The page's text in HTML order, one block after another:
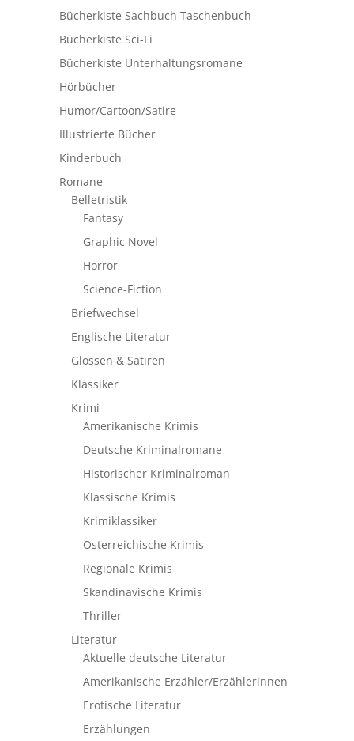
Bücherkiste Sachbuch Taschenbuch
Bücherkiste Sci-Fi
Bücherkiste Unterhaltungsromane
Hörbücher
Humor/Cartoon/Satire
Illustrierte Bücher
Kinderbuch
Romane
Belletristik
Fantasy
Graphic Novel
Horror
Science-Fiction
Briefwechsel
Englische Literatur
Glossen & Satiren
Klassiker
Krimi
Amerikanische Krimis
Deutsche Kriminalromane
Historischer Kriminalroman
Klassische Krimis
Krimiklassiker
Österreichische Krimis
Regionale Krimis
Skandinavische Krimis
Thriller
Literatur
Aktuelle deutsche Literatur
Amerikanische Erzähler/Erzählerinnen
Erotische Literatur
Erzählungen